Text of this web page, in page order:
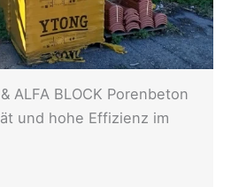
ALFA BLOCK Porenbeton
und hohe Effizienz im